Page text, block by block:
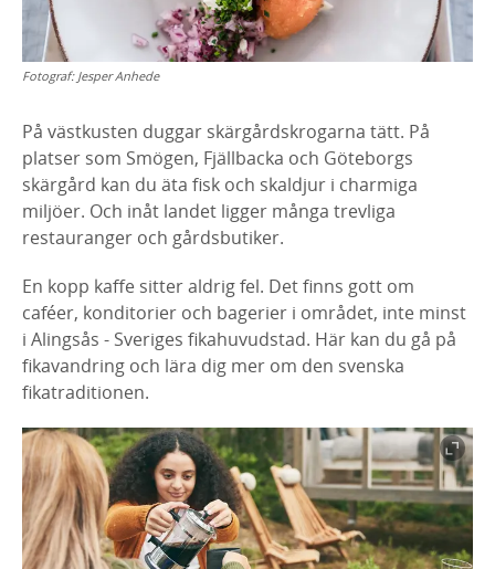
Fotograf: Jesper Anhede
På västkusten duggar skärgårdskrogarna tätt. På
platser som Smögen, Fjällbacka och Göteborgs
skärgård kan du äta fisk och skaldjur i charmiga
miljöer. Och inåt landet ligger många trevliga
restauranger och gårdsbutiker.
En kopp kaffe sitter aldrig fel. Det finns gott om
caféer, konditorier och bagerier i området, inte minst
i Alingsås - Sveriges fikahuvudstad. Här kan du gå på
fikavandring och lära dig mer om den svenska
fikatraditionen.